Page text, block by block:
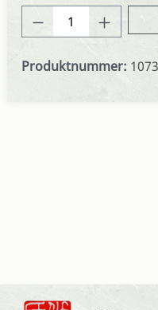
Produkt
Produktnummer: 1073